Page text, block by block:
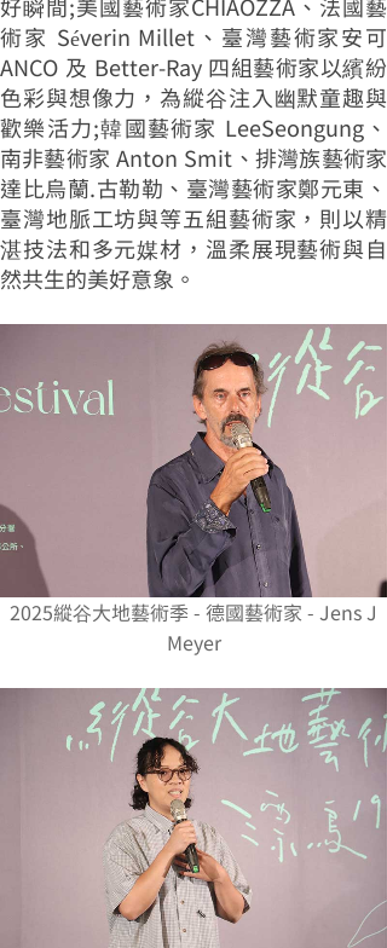
好瞬間;美國藝術家CHIAOZZA、法國藝
術家 Séverin Millet、臺灣藝術家安可
ANCO 及 Better-Ray 四組藝術家以繽紛
色彩與想像力，為縱谷注入幽默童趣與
歡樂活力;韓國藝術家 LeeSeongung、
南非藝術家 Anton Smit、排灣族藝術家
達比烏蘭.古勒勒、臺灣藝術家鄭元東、
臺灣地脈工坊與等五組藝術家，則以精
湛技法和多元媒材，溫柔展現藝術與自
然共生的美好意象。
2025縱谷大地藝術季 - 德國藝術家 - Jens J
Meyer